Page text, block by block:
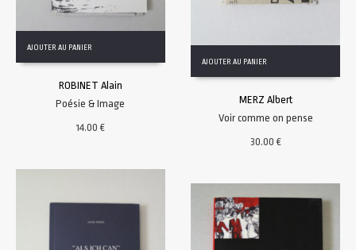
AJOUTER AU PANIER
ROBINET Alain
Poésie & Image
14.00€
AJOUTER AU PANIER
MERZ Albert
Voir comme on pense
30.00€